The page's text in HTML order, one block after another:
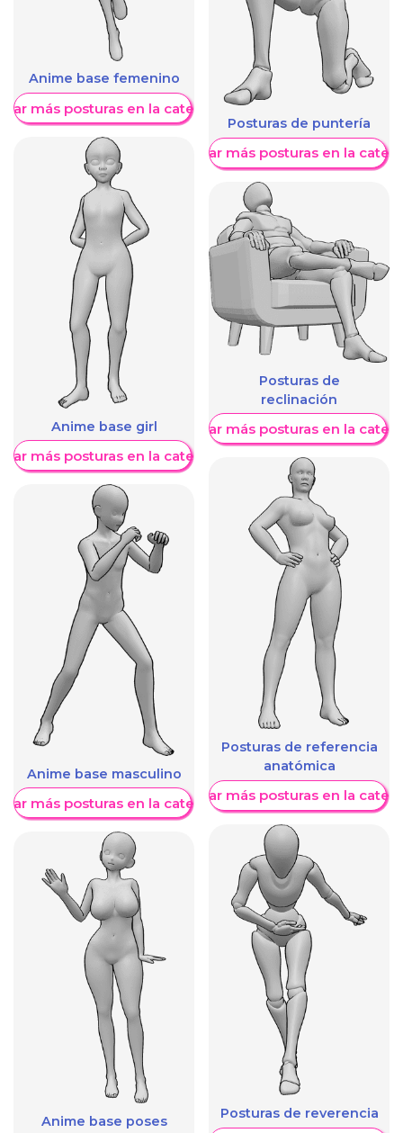
Anime base femenino
más posturas en la categoría
Anime base girl
más posturas en la categoría
Anime base masculino
más posturas en la categoría
Anime base poses
Posturas de puntería
Mostrar más posturas en la
Posturas de
reclinación
Mostrar más posturas en la
Posturas de referencia
anatómica
Mostrar más posturas en la
Posturas de reverencia